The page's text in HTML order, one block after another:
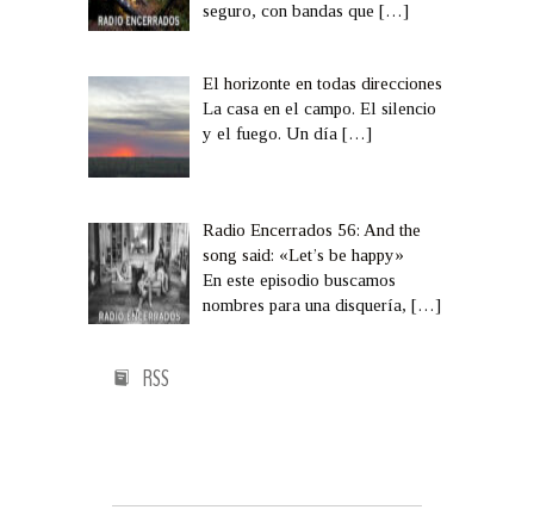
seguro, con bandas que[…]
El horizonte en todas direcciones
La casa en el campo. El silencio
y el fuego. Un día[…]
Radio Encerrados 56: And the
song said: «Let’s be happy»
En este episodio buscamos
nombres para una disquería,[…]
RSS